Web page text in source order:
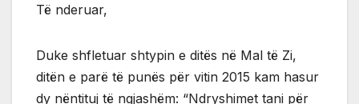
Të nderuar,
Duke shfletuar shtypin e ditës në Mal të Zi,
ditën e parë të punës për vitin 2015 kam hasur
dy nëntituj të ngjashëm: “Ndryshimet tani për